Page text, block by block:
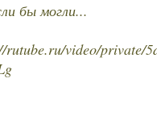
бы могли...
rutube.ru/video/private/